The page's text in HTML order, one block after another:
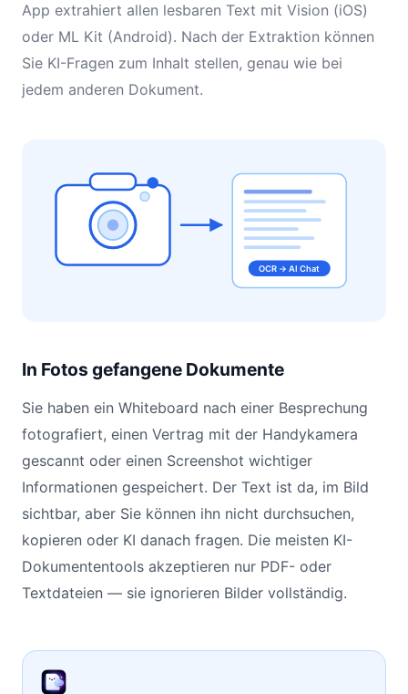
App extrahiert allen lesbaren Text mit Vision (iOS)
oder ML Kit (Android). Nach der Extraktion können
Sie KI-Fragen zum Inhalt stellen, genau wie bei
jedem anderen Dokument.
OCR → AI Chat
In Fotos gefangene Dokumente
Sie haben ein Whiteboard nach einer Besprechung
fotografiert, einen Vertrag mit der Handykamera
gescannt oder einen Screenshot wichtiger
Informationen gespeichert. Der Text ist da, im Bild
sichtbar, aber Sie können ihn nicht durchsuchen,
kopieren oder KI danach fragen. Die meisten KI-
Dokumententools akzeptieren nur PDF- oder
Textdateien — sie ignorieren Bilder vollständig.